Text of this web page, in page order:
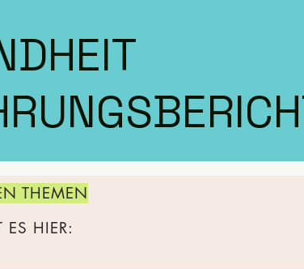
THEMEN
HIER: